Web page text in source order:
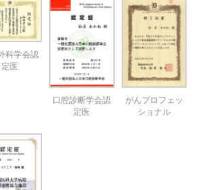
科学会認
定医
口腔診断学会認
定医
がんプロフェッ
ショナル